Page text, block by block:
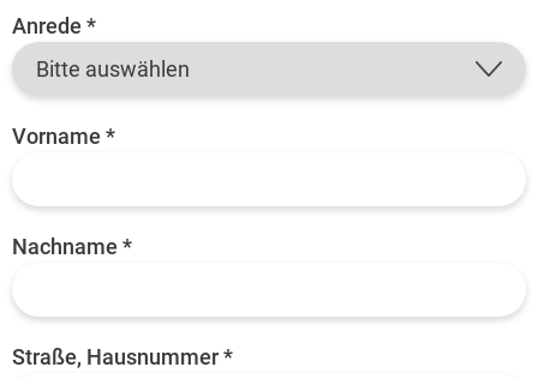
Anrede *
Vorname *
Nachname *
Straße, Hausnummer *